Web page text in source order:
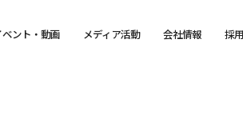
ベント・動画 メディア活動 会社情報 採